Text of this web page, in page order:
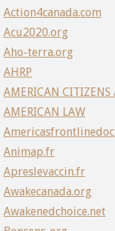
Action4canada.com
Acu2020.org
Aho-terra.org
AHRP
AMERICAN CITIZENS
AMERICAN LAW
Animap.fr
Apreslevaccin.fr
Awakecanada.org
Awakenedchoice.net